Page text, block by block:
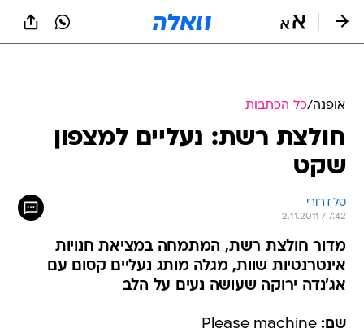
אופנה/כל הכתבות
חולצת רשת: נעליים למצפון
שקט
טל דרורי
2.11.2011 / 7:42
מדור חולצת רשת, המתמחה במציאת חנויות
אינטרנטיות שוות, מגלה מותג נעליים קסום עם
אג'נדה ירוקה שעושה נעים על הלב
שם: Please machine